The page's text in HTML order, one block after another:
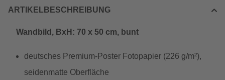
ARTIKELBESCHREIBUNG
Wandbild, BxH: 70 x 50 cm, bunt
deutsches Premium-Poster Fotopapier (226 g/m²),
seidenmatte Oberfläche